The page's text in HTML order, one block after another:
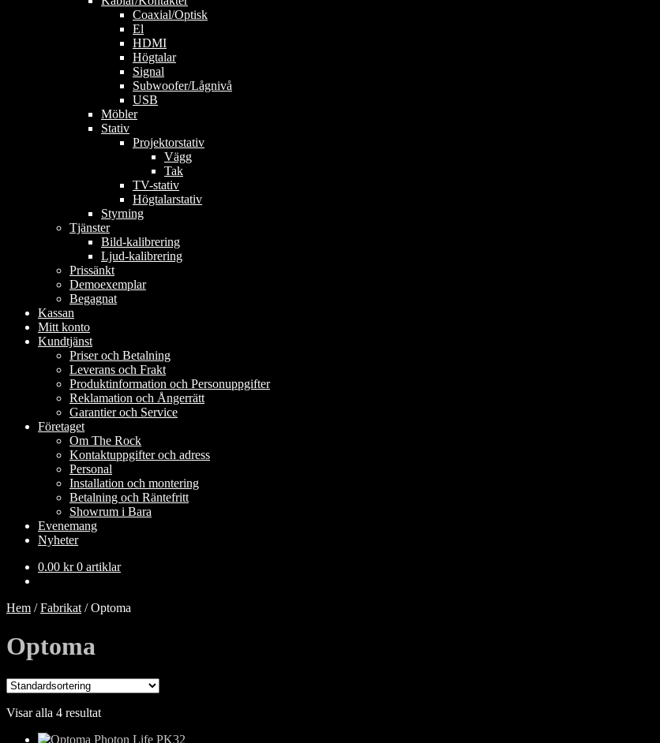
Coaxial/Optisk
El
HDMI
Högtalar
Signal
Subwoofer/Lågnivå
USB
Möbler
Stativ
Projektorstativ
Vägg
Tak
TV-stativ
Högtalarstativ
Styrning
Tjänster
Bild-kalibrering
Ljud-kalibrering
Prissänkt
Demoexemplar
Begagnat
Kassan
Mitt konto
Kundtjänst
Priser och Betalning
Leverans och Frakt
Produktinformation och Personuppgifter
Reklamation och Ångerrätt
Garantier och Service
Företaget
Om The Rock
Kontaktuppgifter och adress
Personal
Installation och montering
Betalning och Räntefritt
Showrum i Bara
Evenemang
Nyheter
0.00 kr 0 artiklar
Hem /Fabrikat /Optoma
Optoma
Visar alla 4 resultat